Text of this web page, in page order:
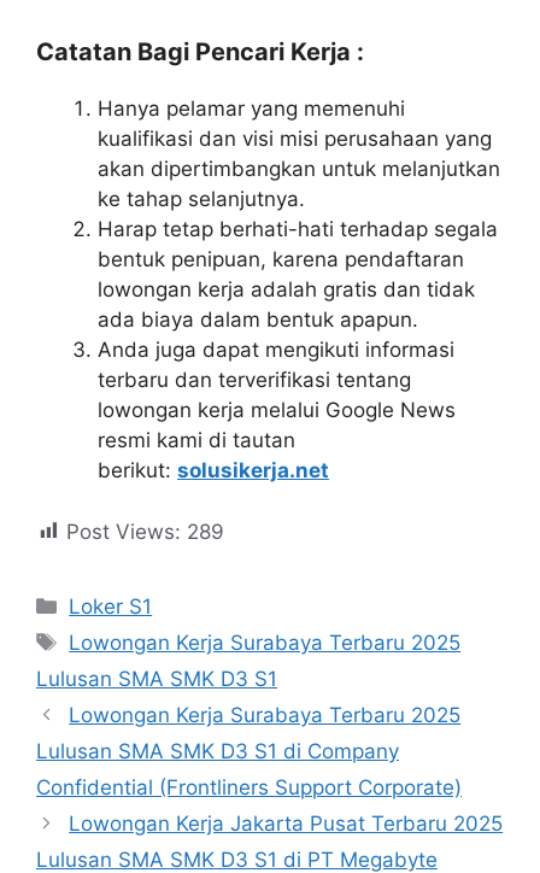
Catatan Bagi Pencari Kerja :
Hanya pelamar yang memenuhi
kualifikasi dan visi misi perusahaan yang
akan dipertimbangkan untuk melanjutkan
ke tahap selanjutnya.
Harap tetap berhati-hati terhadap segala
bentuk penipuan, karena pendaftaran
lowongan kerja adalah gratis dan tidak
ada biaya dalam bentuk apapun.
Anda juga dapat mengikuti informasi
terbaru dan terverifikasi tentang
lowongan kerja melalui Google News
resmi kami di tautan
berikut: solusikerja.net
Post Views: 289
Kategori
Loker S1
Tag
Lowongan Kerja Surabaya Terbaru 2025
Lulusan SMA SMK D3 S1
Lowongan Kerja Surabaya Terbaru 2025
Lulusan SMA SMK D3 S1 di Company
Confidential (Frontliners Support Corporate)
Lowongan Kerja Jakarta Pusat Terbaru 2025
Lulusan SMA SMK D3 S1 di PT Megabyte